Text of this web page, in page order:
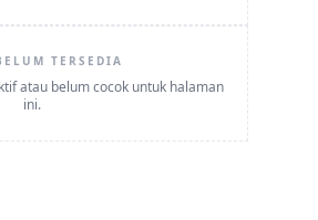
TERSEDIA
atau belum cocok untuk halaman
ini.